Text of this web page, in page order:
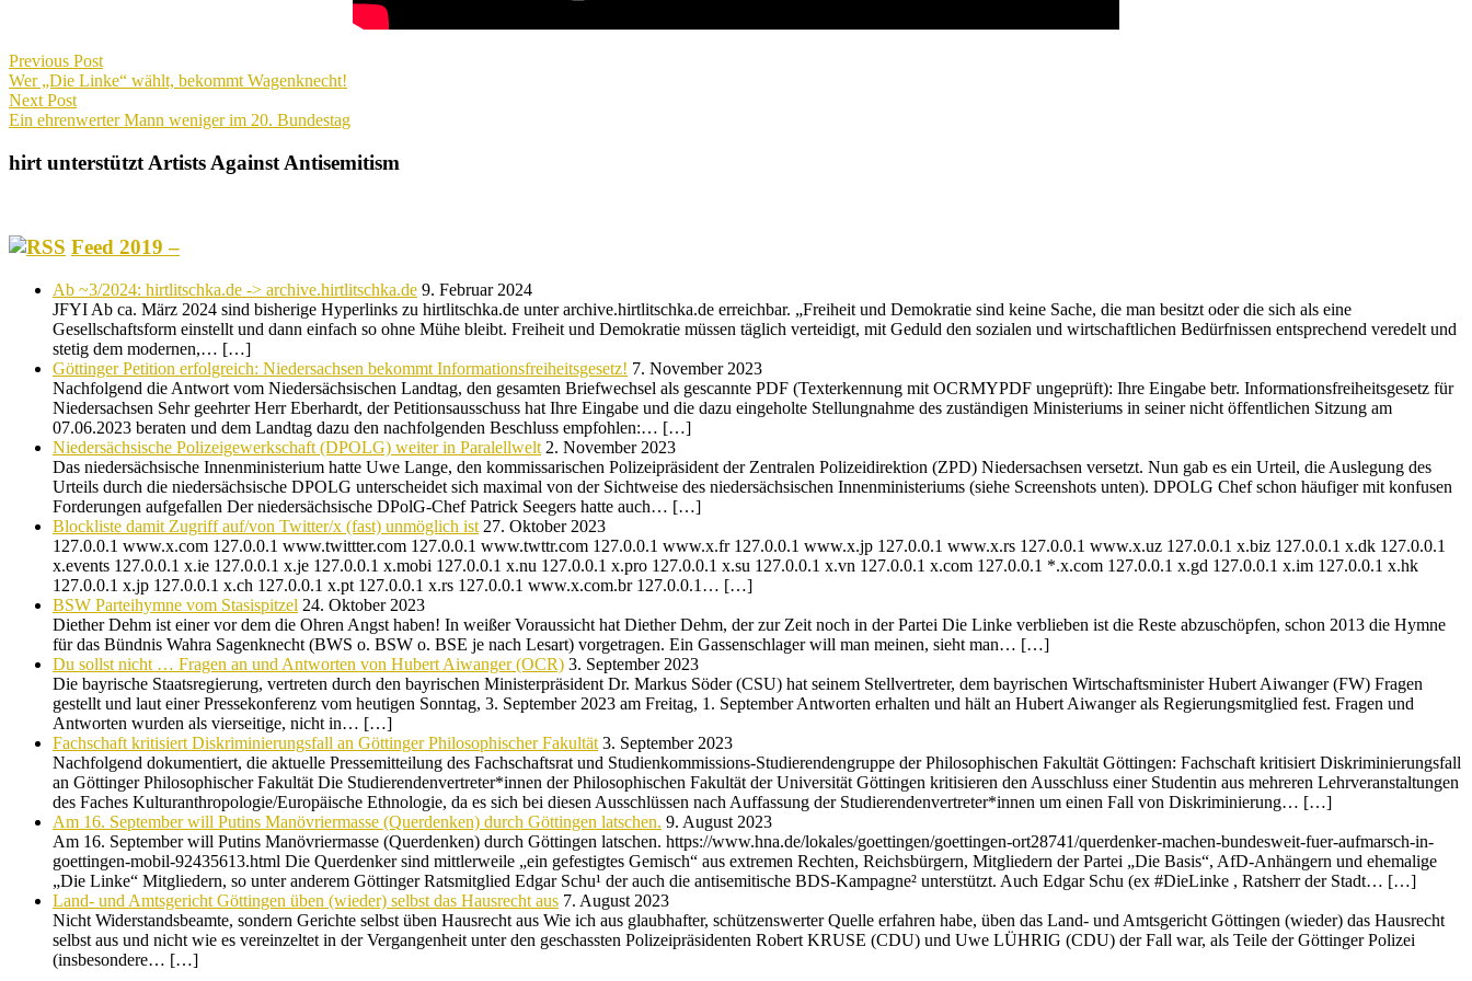
Beitragsnavigation
Previous Post
Previous
post:
Wer „Die Linke“ wählt, bekommt Wagenknecht!
Next Post
Next
Ein ehrenwerter Mann weniger im 20. Bundestag
hirt unterstützt Artists Against Antisemitism
Feed 2019 –
Ab ~3/2024: hirtlitschka.de -> archive.hirtlitschka.de 9. Februar 2024
JFYI Ab ca. März 2024 sind bisherige Hyperlinks zu hirtlitschka.de unter archive.hirtlitschka.de erreichbar. „Freiheit und Demokratie sind keine Sache, die man besitzt oder die sich als eine
Gesellschaftsform einstellt und dann einfach so ohne Mühe bleibt. Freiheit und Demokratie müssen täglich verteidigt, mit Geduld den sozialen und wirtschaftlichen Bedürfnissen entsprechend veredelt und
stetig dem modernen,… […]
Göttinger Petition erfolgreich: Niedersachsen bekommt Informationsfreiheitsgesetz! 7. November 2023
Nachfolgend die Antwort vom Niedersächsischen Landtag, den gesamten Briefwechsel als gescannte PDF (Texterkennung mit OCRMYPDF ungeprüft): Ihre Eingabe betr. Informationsfreiheitsgesetz für
Niedersachsen Sehr geehrter Herr Eberhardt, der Petitionsausschuss hat Ihre Eingabe und die dazu eingeholte Stellungnahme des zuständigen Ministeriums in seiner nicht öffentlichen Sitzung am
07.06.2023 beraten und dem Landtag dazu den nachfolgenden Beschluss empfohlen:… […]
Niedersächsische Polizeigewerkschaft (DPOLG) weiter in Paralellwelt 2. November 2023
Das niedersächsische Innenministerium hatte Uwe Lange, den kommissarischen Polizeipräsident der Zentralen Polizeidirektion (ZPD) Niedersachsen versetzt. Nun gab es ein Urteil, die Auslegung des
Urteils durch die niedersächsische DPOLG unterscheidet sich maximal von der Sichtweise des niedersächsischen Innenministeriums (siehe Screenshots unten). DPOLG Chef schon häufiger mit konfusen
Forderungen aufgefallen Der niedersächsische DPolG-Chef Patrick Seegers hatte auch… […]
Blockliste damit Zugriff auf/von Twitter/x (fast) unmöglich ist 27. Oktober 2023
127.0.0.1 www.x.com 127.0.0.1 www.twittter.com 127.0.0.1 www.twttr.com 127.0.0.1 www.x.fr 127.0.0.1 www.x.jp 127.0.0.1 www.x.rs 127.0.0.1 www.x.uz 127.0.0.1 x.biz 127.0.0.1 x.dk 127.0.0.1
x.events 127.0.0.1 x.ie 127.0.0.1 x.je 127.0.0.1 x.mobi 127.0.0.1 x.nu 127.0.0.1 x.pro 127.0.0.1 x.su 127.0.0.1 x.vn 127.0.0.1 x.com 127.0.0.1 *.x.com 127.0.0.1 x.gd 127.0.0.1 x.im 127.0.0.1 x.hk
127.0.0.1 x.jp 127.0.0.1 x.ch 127.0.0.1 x.pt 127.0.0.1 x.rs 127.0.0.1 www.x.com.br 127.0.0.1… […]
BSW Parteihymne vom Stasispitzel 24. Oktober 2023
Diether Dehm ist einer vor dem die Ohren Angst haben! In weißer Voraussicht hat Diether Dehm, der zur Zeit noch in der Partei Die Linke verblieben ist die Reste abzuschöpfen, schon 2013 die Hymne
für das Bündnis Wahra Sagenknecht (BWS o. BSW o. BSE je nach Lesart) vorgetragen. Ein Gassenschlager will man meinen, sieht man… […]
Du sollst nicht … Fragen an und Antworten von Hubert Aiwanger (OCR) 3. September 2023
Die bayrische Staatsregierung, vertreten durch den bayrischen Ministerpräsident Dr. Markus Söder (CSU) hat seinem Stellvertreter, dem bayrischen Wirtschaftsminister Hubert Aiwanger (FW) Fragen
gestellt und laut einer Pressekonferenz vom heutigen Sonntag, 3. September 2023 am Freitag, 1. September Antworten erhalten und hält an Hubert Aiwanger als Regierungsmitglied fest. Fragen und
Antworten wurden als vierseitige, nicht in… […]
Fachschaft kritisiert Diskriminierungsfall an Göttinger Philosophischer Fakultät 3. September 2023
Nachfolgend dokumentiert, die aktuelle Pressemitteilung des Fachschaftsrat und Studienkommissions-Studierendengruppe der Philosophischen Fakultät Göttingen: Fachschaft kritisiert Diskriminierungsfall
an Göttinger Philosophischer Fakultät Die Studierendenvertreter*innen der Philosophischen Fakultät der Universität Göttingen kritisieren den Ausschluss einer Studentin aus mehreren Lehrveranstaltungen
des Faches Kulturanthropologie/Europäische Ethnologie, da es sich bei diesen Ausschlüssen nach Auffassung der Studierendenvertreter*innen um einen Fall von Diskriminierung… […]
Am 16. September will Putins Manövriermasse (Querdenken) durch Göttingen latschen. 9. August 2023
Am 16. September will Putins Manövriermasse (Querdenken) durch Göttingen latschen. https://www.hna.de/lokales/goettingen/goettingen-ort28741/querdenker-machen-bundesweit-fuer-aufmarsch-in-
goettingen-mobil-92435613.html Die Querdenker sind mittlerweile „ein gefestigtes Gemisch“ aus extremen Rechten, Reichsbürgern, Mitgliedern der Partei „Die Basis“, AfD-Anhängern und ehemalige
„Die Linke“ Mitgliedern, so unter anderem Göttinger Ratsmitglied Edgar Schu¹ der auch die antisemitische BDS-Kampagne² unterstützt. Auch Edgar Schu (ex #DieLinke , Ratsherr der Stadt… […]
Land- und Amtsgericht Göttingen üben (wieder) selbst das Hausrecht aus 7. August 2023
Nicht Widerstandsbeamte, sondern Gerichte selbst üben Hausrecht aus Wie ich aus glaubhafter, schützenswerter Quelle erfahren habe, üben das Land- und Amtsgericht Göttingen (wieder) das Hausrecht
selbst aus und nicht wie es vereinzeltet in der Vergangenheit unter den geschassten Polizeipräsidenten Robert KRUSE (CDU) und Uwe LÜHRIG (CDU) der Fall war, als Teile der Göttinger Polizei
(insbesondere… […]